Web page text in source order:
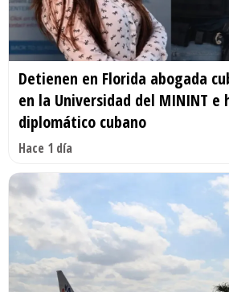
Detienen en Florida abogada
en la Universidad del MININT e
diplomático cubano
Hace 1 día